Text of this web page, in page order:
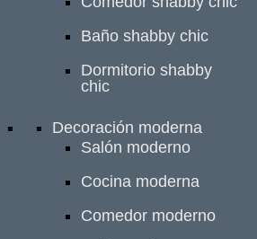
Baño shabby chic
Dormitorio shabby
chic
Decoración moderna
Salón moderno
Cocina moderna
Comedor moderno